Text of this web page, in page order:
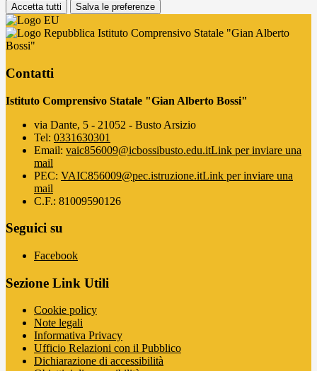
Accetta tutti Salva le preferenze
Istituto Comprensivo Statale "Gian Alberto
Bossi"
Contatti
Istituto Comprensivo Statale "Gian Alberto Bossi"
via Dante, 5 - 21052 - Busto Arsizio
Tel: 0331630301
Email: vaic856009@icbossibusto.edu.itLink per inviare una
mail
PEC: VAIC856009@pec.istruzione.itLink per inviare una
mail
C.F.: 81009590126
Seguici su
Facebook
Sezione Link Utili
Cookie policy
Note legali
Informativa Privacy
Ufficio Relazioni con il Pubblico
Dichiarazione di accessibilità